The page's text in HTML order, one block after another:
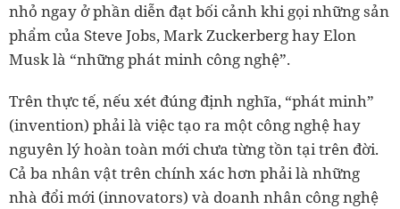
nhỏ ngay ở phần diễn đạt bối cảnh khi gọi những sản
phẩm của Steve Jobs, Mark Zuckerberg hay Elon
Musk là “những phát minh công nghệ”.
Trên thực tế, nếu xét đúng định nghĩa, “phát minh”
(invention) phải là việc tạo ra một công nghệ hay
nguyên lý hoàn toàn mới chưa từng tồn tại trên đời.
Cả ba nhân vật trên chính xác hơn phải là những
nhà đổi mới (innovators) và doanh nhân công nghệ